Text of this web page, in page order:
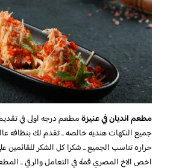
مطعم انديان في عنيزةمطعم درجه اولى في
جميع النكهات هنديه خالصه .. تقدم لك بنظافه
حراره تناسب الجميع .. شكرا كل الشكر للقائمين
اخص الاخ المصري قمة في التعامل والرقي ..